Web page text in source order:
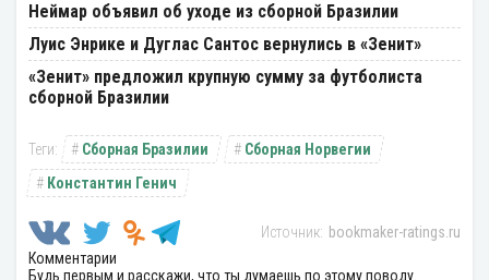
Неймар объявил об уходе из сборной Бразилии
Луис Энрике и Дуглас Сантос вернулись в «Зенит»
«Зенит» предложил крупную сумму за футболиста
сборной Бразилии
Сборная Бразилии
Сборная Норвегии
Константин Генич
bookmaker-ratings.ru
Комментарии
Будь первым и расскажи, что ты думаешь по этому поводу.